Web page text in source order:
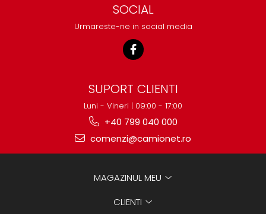
SOCIAL
Urmareste-ne in social media
SUPORT CLIENTI
Luni - Vineri | 09:00 - 17:00
+40 799 040 000
comenzi@camionet.ro
MAGAZINUL MEU
CLIENTI